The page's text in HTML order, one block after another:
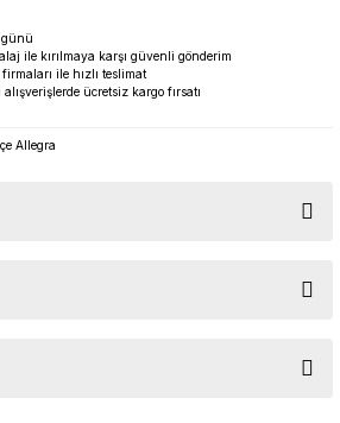
günü
ile kırılmaya karşı güvenli gönderim
ile hızlı teslimat
ücretsiz kargo fırsatı
Allegra